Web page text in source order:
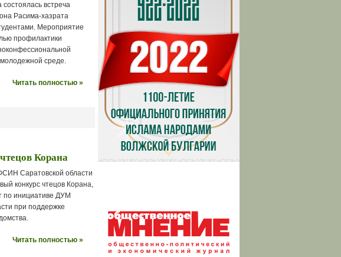
встреча
Расима-хазрата
Мероприятие
профилактики
среде.
Читать полностью »
Корана
Саратовской области
конкурс чтецов Корана,
по инициативе ДУМ
при поддержке
Читать полностью »